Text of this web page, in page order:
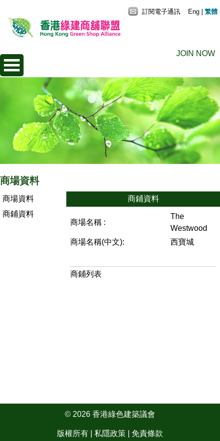
JOIN NOW
訂閱電子通訊 Eng 繁體
商場資料
商場資料
商鋪資料
商鋪資料
商場名稱 :
The
Westwood
商場名稱(中文):
西寶城
商鋪列表
© 2026 香港綠色建築議會
版權所有 | 私隱政策 免責條款